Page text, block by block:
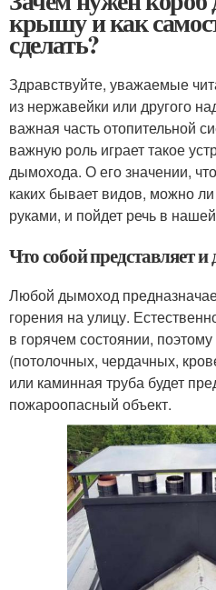
крышу и как
сделать?
Здравствуйте, уважаемые
из нержавейки или другого
важная часть отопительной
важную роль играет такое
дымохода. О его значении,
каких бывает видов, можно ли
руками, и пойдет речь в
Что собой представляет
Любой дымоход
горения на улицу.
в горячем состоянии,
(потолочных, чердачных,
или каминная труба будет
пожароопасный объект.